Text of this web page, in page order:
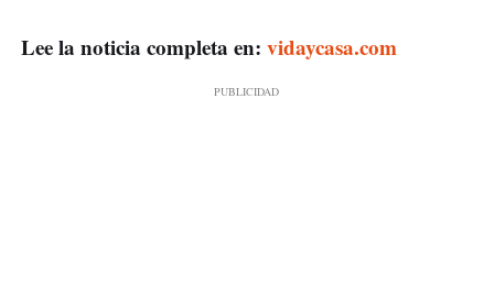
Lee la noticia completa en: vidaycasa.com